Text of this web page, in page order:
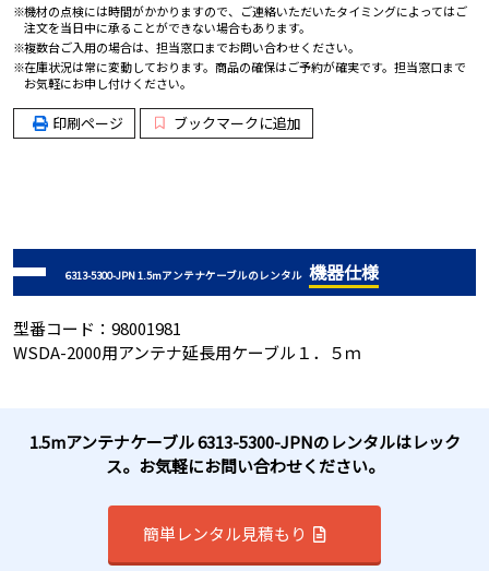
機材の点検には時間がかかりますので、ご連絡いただいたタイミングによってはご
注文を当日中に承ることができない場合もあります。
複数台ご入用の場合は、担当窓口までお問い合わせください。
在庫状況は常に変動しております。商品の確保はご予約が確実です。担当窓口まで
お気軽にお申し付けください。
印刷ページ ブックマークに追加
6313-5300-JPN 1.5mアンテナケーブルのレンタル 機器仕様
型番コード：98001981
WSDA-2000用アンテナ延長用ケーブル１．５ｍ
1.5mアンテナケーブル 6313-5300-JPNのレンタルはレック
ス。お気軽にお問い合わせください。
簡単レンタル見積もり